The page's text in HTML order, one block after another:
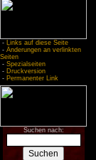
- Links auf diese Seite
- Änderungen an verlinkten
Seiten
- Spezialseiten
- Druckversion
- Permanenter Link
Suchen nach: